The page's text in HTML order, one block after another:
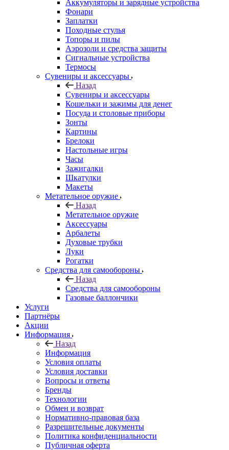
Аккумуляторы и зарядные устройства
Фонари
Заплатки
Походные стулья
Топоры и пилы
Аэрозоли и средства защиты
Сигнальные устройства
Термосы
Сувениры и аксессуары
Назад
Сувениры и аксессуары
Кошельки и зажимы для денег
Посуда и столовые приборы
Зонты
Картины
Брелоки
Настольные игры
Часы
Зажигалки
Шкатулки
Макеты
Метательное оружие
Назад
Метательное оружие
Аксессуары
Арбалеты
Духовые трубки
Луки
Рогатки
Средства для самообороны
Назад
Средства для самообороны
Газовые баллончики
Услуги
Партнёры
Акции
Информация
Назад
Информация
Условия оплаты
Условия доставки
Вопросы и ответы
Бренды
Технологии
Обмен и возврат
Нормативно-правовая база
Разрешительные документы
Политика конфиденциальности
Публичная оферта